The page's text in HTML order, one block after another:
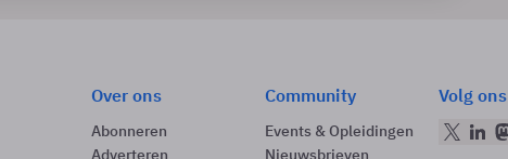
Over ons
Abonneren
Adverteren
Community
Events & Opleidingen
Nieuwsbrieven
Volg ons